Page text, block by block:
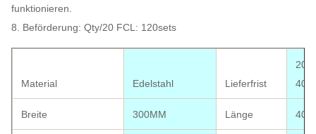
funktionieren.
8. Beförderung: Qty/20 FCL: 120sets
Material Edelstahl Lieferfrist
Breite 300MM Länge